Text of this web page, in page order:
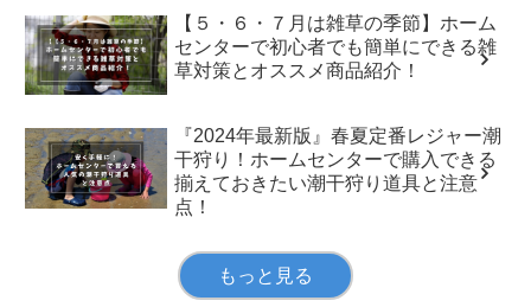
【５・６・７月は雑草の季節】ホーム
センターで初心者でも簡単にできる雑
草対策とオススメ商品紹介！
『2024年最新版』春夏定番レジャー潮
干狩り！ホームセンターで購入できる
揃えておきたい潮干狩り道具と注意
点！
もっと見る